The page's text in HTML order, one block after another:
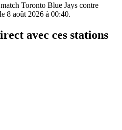
Toronto Blue Jays contre
8 août 2026 à 00:40.
avec ces stations